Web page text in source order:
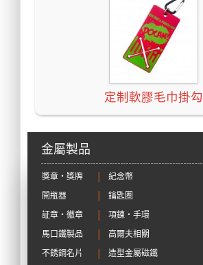
定制軟膠毛巾掛勾
金屬製品
獎章‧獎牌
紀念幣
開瓶器
鑰匙圈
証章‧徽章
項鍊‧手環
馬口鐵製品
高爾夫相關
不銹鋼名片
造型金屬磁鐵